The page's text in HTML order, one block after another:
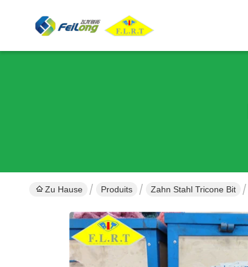
Zu Hause Produits Zahn Stahl Tricone Bit